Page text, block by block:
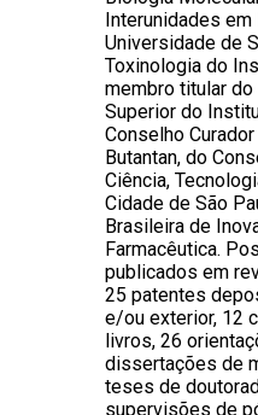
Interunidades
Universidade de
Toxinologia do
membro titular do
Superior do
Conselho
Butantan, do
Ciência,
Cidade de São
Brasileira de
Farmacêutica.
publicados em
25 patentes
e/ou exterior, 12
livros, 26
dissertações de
teses de
supervisões de